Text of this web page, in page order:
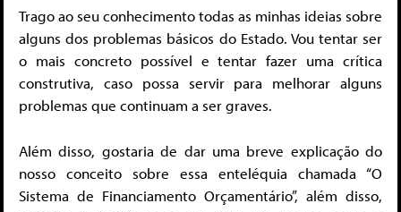
Trago ao seu conhecimento todas as minhas ideias sobre
alguns dos problemas básicos do Estado. Vou tentar ser
o mais concreto possível e tentar fazer uma crítica
construtiva, caso possa servir para melhorar alguns
problemas que continuam a ser graves.
Além disso, gostaria de dar uma breve explicação do
nosso conceito sobre essa enteléquia chamada “O
Sistema de Financiamento Orçamentário”, além disso,